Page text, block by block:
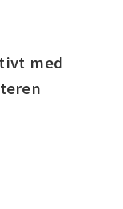
med